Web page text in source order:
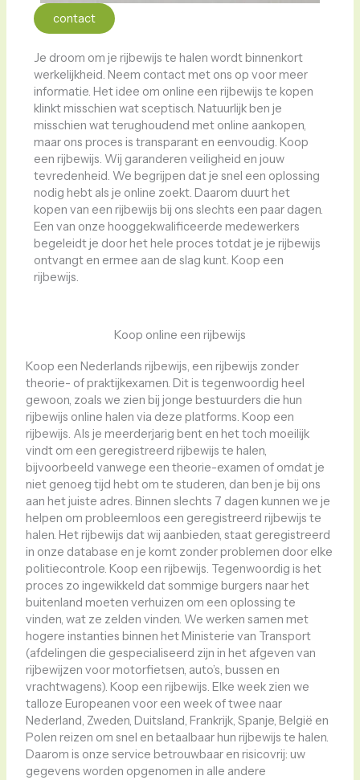
contact
Je droom om je rijbewijs te halen wordt binnenkort
werkelijkheid. Neem contact met ons op voor meer
informatie. Het idee om online een rijbewijs te kopen
klinkt misschien wat sceptisch. Natuurlijk ben je
misschien wat terughoudend met online aankopen,
maar ons proces is transparant en eenvoudig. Koop
een rijbewijs. Wij garanderen veiligheid en jouw
tevredenheid. We begrijpen dat je snel een oplossing
nodig hebt als je online zoekt. Daarom duurt het
kopen van een rijbewijs bij ons slechts een paar dagen.
Een van onze hooggekwalificeerde medewerkers
begeleidt je door het hele proces totdat je je rijbewijs
ontvangt en ermee aan de slag kunt. Koop een
rijbewijs.
Koop online een rijbewijs
Koop een Nederlands rijbewijs, een rijbewijs zonder
theorie- of praktijkexamen. Dit is tegenwoordig heel
gewoon, zoals we zien bij jonge bestuurders die hun
rijbewijs online halen via deze platforms. Koop een
rijbewijs. Als je meerderjarig bent en het toch moeilijk
vindt om een ​​geregistreerd rijbewijs te halen,
bijvoorbeeld vanwege een theorie-examen of omdat je
niet genoeg tijd hebt om te studeren, dan ben je bij ons
aan het juiste adres. Binnen slechts 7 dagen kunnen we je
helpen om probleemloos een geregistreerd rijbewijs te
halen. Het rijbewijs dat wij aanbieden, staat geregistreerd
in onze database en je komt zonder problemen door elke
politiecontrole. Koop een rijbewijs. Tegenwoordig is het
proces zo ingewikkeld dat sommige burgers naar het
buitenland moeten verhuizen om een ​​oplossing te
vinden, wat ze zelden vinden. We werken samen met
hogere instanties binnen het Ministerie van Transport
(afdelingen die gespecialiseerd zijn in het afgeven van
rijbewijzen voor motorfietsen, auto’s, bussen en
vrachtwagens). Koop een rijbewijs. Elke week zien we
talloze Europeanen voor een week of twee naar
Nederland, Zweden, Duitsland, Frankrijk, Spanje, België en
Polen reizen om snel en betaalbaar hun rijbewijs te halen.
Daarom is onze service betrouwbaar en risicovrij: uw
gegevens worden opgenomen in alle andere